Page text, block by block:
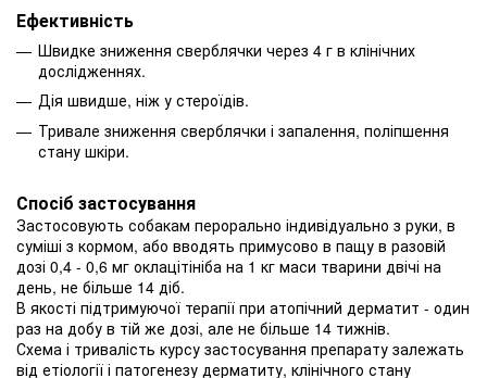
Ефективність
Швидке зниження сверблячки через 4 г в клінічних
дослідженнях.
Дія швидше, ніж у стероїдів.
Тривале зниження сверблячки і запалення, поліпшення
стану шкіри.
Спосіб застосування
Застосовують собакам перорально індивідуально з руки, в
суміші з кормом, або вводять примусово в пащу в разовій
дозі 0,4 - 0,6 мг оклацітініба на 1 кг маси тварини двічі на
день, не більше 14 діб.
В якості підтримуючої терапії при атопічний дерматит - один
раз на добу в тій же дозі, але не більше 14 тижнів.
Схема і тривалість курсу застосування препарату залежать
від етіології і патогенезу дерматиту, клінічного стану